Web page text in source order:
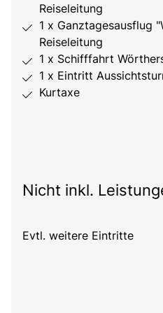
Reiseleitung
1 x Ganztagesausflug
Reiseleitung
1 x Schifffahrt
1 x Eintritt
Kurtaxe
Nicht inkl.
Evtl. weitere Eintritte